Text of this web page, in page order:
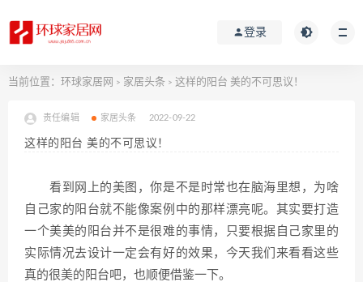
登录
当前位置： 环球家居网 > 家居头条 > 这样的阳台 美的不可思议！
责任编辑 家居头条 2022-09-22
这样的阳台 美的不可思议！
看到网上的美图，你是不是时常也在脑海里想，为啥
自己家的阳台就不能像案例中的那样漂亮呢。其实要打造
一个美美的阳台并不是很难的事情，只要根据自己家里的
实际情况去设计一定会有好的效果，今天我们来看看这些
真的很美的阳台吧，也顺便借鉴一下。